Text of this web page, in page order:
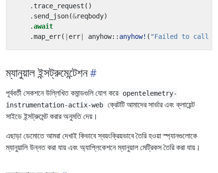
.trace_request ()
. send_json(&reqbody)
.await
.map_err( err anyhow:: anyhow! ( "Failed to call
ম্যানুয়াল ইন্সট্রুমেন্টেশন
পূর্ববর্তী সেকশনে উল্লিখিত কমান্ডগুলি যোগ করে opentelemetry-
instrumentation-actix-web ক্রেটটি আমাদের সার্ভার এবং ক্লায়েন্ট
সাইডে ইন্সট্রুমেন্ট করার অনুমতি দেয়।
এছাড়া ডেমোতে আমরা দেখাই কিভাবে স্বয়ংক্রিয়ভাবে তৈরি হওয়া স্প্যানগুলোকে
ম্যানুয়ালি উন্নত করা যায় এবং অ্যাপ্লিকেশনে ম্যানুয়াল মেট্রিকস তৈরি করা যায়।